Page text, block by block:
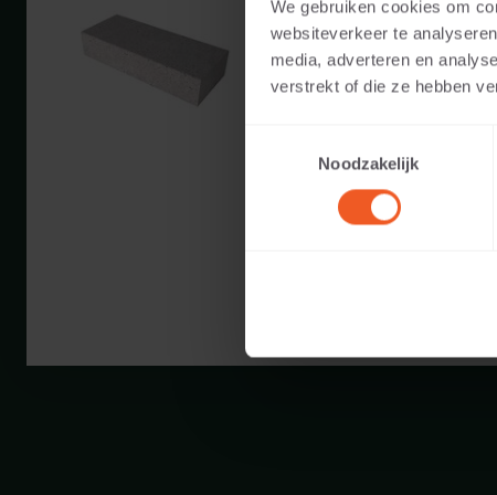
We gebruiken cookies om
websiteverkeer te
media, adverteren en
verstrekt of die ze hebben
Noodzakelijk
Beschikbare kleuren:
Toepasbaar voor:
Gewicht: